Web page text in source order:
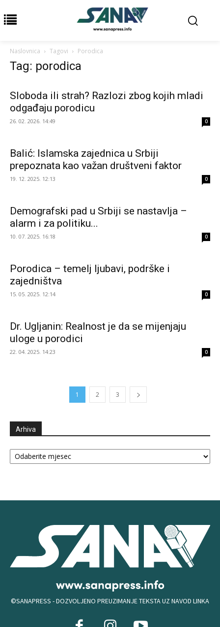
Naslovnica Tagovi Porodica
Tag: porodica
Sloboda ili strah? Razlozi zbog kojih mladi
odgađaju porodicu
26. 02. 2026. 14:49 0
Balić: Islamska zajednica u Srbiji
prepoznata kao važan društveni faktor
19. 12. 2025. 12:13 0
Demografski pad u Srbiji se nastavlja –
alarm i za politiku...
10. 07. 2025. 16:18 0
Porodica – temelj ljubavi, podrške i
zajedništva
15. 05. 2025. 12:14 0
Dr. Ugljanin: Realnost je da se mijenjaju
uloge u porodici
22. 04. 2025. 14:23 0
1 2 3
Arhiva
Arhiva
©SANAPRESS - DOZVOLJENO PREUZIMANJE TEKSTA UZ NAVOD LINKA